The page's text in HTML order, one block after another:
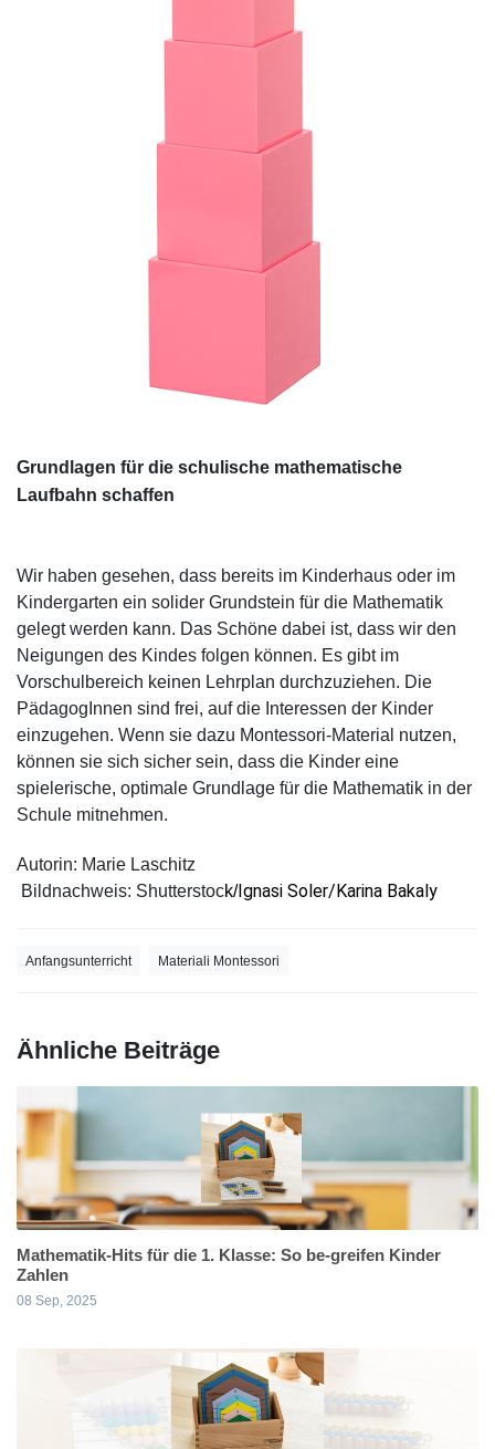
Grundlagen für die schulische mathematische
Laufbahn schaffen
Wir haben gesehen, dass bereits im Kinderhaus oder im
Kindergarten ein solider Grundstein für die Mathematik
gelegt werden kann. Das Schöne dabei ist, dass wir den
Neigungen des Kindes folgen können. Es gibt im
Vorschulbereich keinen Lehrplan durchzuziehen. Die
PädagogInnen sind frei, auf die Interessen der Kinder
einzugehen. Wenn sie dazu Montessori-Material nutzen,
können sie sich sicher sein, dass die Kinder eine
spielerische, optimale Grundlage für die Mathematik in der
Schule mitnehmen.
Autorin: Marie Laschitz
Bildnachweis: Shutterstock/Ignasi Soler/Karina Bakaly
Anfangsunterricht Materiali Montessori
Ähnliche Beiträge
Mathematik-Hits für die 1. Klasse: So be-greifen Kinder
Zahlen
08 Sep, 2025